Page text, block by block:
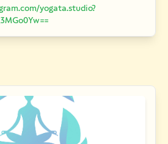
yogata.studio?